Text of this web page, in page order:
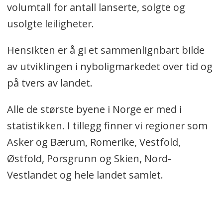
volumtall for antall lanserte, solgte og
usolgte leiligheter.
Hensikten er å gi et sammenlignbart bilde
av utviklingen i nyboligmarkedet over tid og
på tvers av landet.
Alle de største byene i Norge er med i
statistikken. I tillegg finner vi regioner som
Asker og Bærum, Romerike, Vestfold,
Østfold, Porsgrunn og Skien, Nord-
Vestlandet og hele landet samlet.